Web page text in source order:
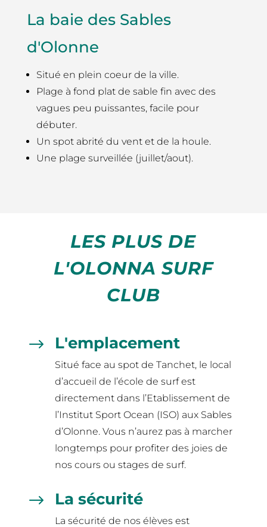
La baie des Sables
d'Olonne
Situé en plein coeur de la ville.
Plage à fond plat de sable fin avec des
vagues peu puissantes, facile pour
débuter.
Un spot abrité du vent et de la houle.
Une plage surveillée (juillet/aout).
LES PLUS DE
L'OLONNA SURF
CLUB
$ L'emplacement
Situé face au spot de Tanchet, le local
d’accueil de l’école de surf est
directement dans l’Etablissement de
l’Institut Sport Ocean (ISO) aux Sables
d’Olonne. Vous n’aurez pas à marcher
longtemps pour profiter des joies de
nos cours ou stages de surf.
$ La sécurité
La sécurité de nos élèves est